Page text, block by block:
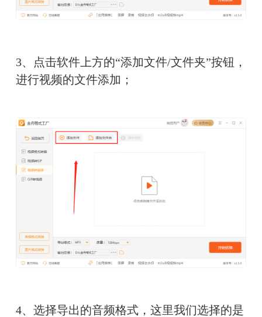
3、点击软件上方的“添加文件/文件夹”按钮，
进行视频的文件添加；
4、选择导出的音频格式，这里我们选择的是